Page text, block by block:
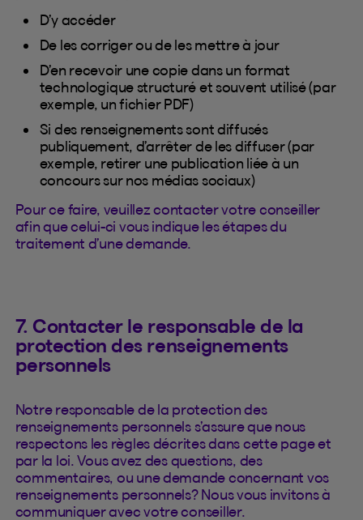
D’y accéder
De les corriger ou de les mettre à jour
D’en recevoir une copie dans un format
technologique structuré et souvent utilisé (par
exemple, un fichier PDF)
Si des renseignements sont diffusés
publiquement, d’arrêter de les diffuser (par
exemple, retirer une publication liée à un
concours sur nos médias sociaux)
Pour ce faire, veuillez contacter votre conseiller
afin que celui-ci vous indique les étapes du
traitement d’une demande.
7. Contacter le responsable de la
protection des renseignements
personnels
Notre responsable de la protection des
renseignements personnels s’assure que nous
respectons les règles décrites dans cette page et
par la loi. Vous avez des questions, des
commentaires, ou une demande concernant vos
renseignements personnels? Nous vous invitons à
communiquer avec votre conseiller.